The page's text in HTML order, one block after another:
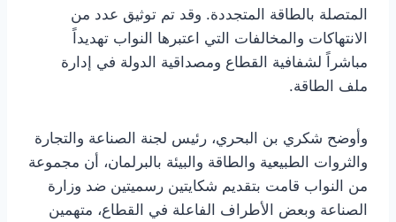
المتصلة بالطاقة المتجددة. وقد تم توثيق عدد من
الانتهاكات والمخالفات التي اعتبرها النواب تهديداً
مباشراً لشفافية القطاع ومصداقية الدولة في إدارة
ملف الطاقة.
وأوضح شكري بن البحري، رئيس لجنة الصناعة والتجارة
والثروات الطبيعية والطاقة والبيئة بالبرلمان، أن مجموعة
من النواب قامت بتقديم شكايتين رسميتين ضد وزارة
الصناعة وبعض الأطراف الفاعلة في القطاع، متهمين